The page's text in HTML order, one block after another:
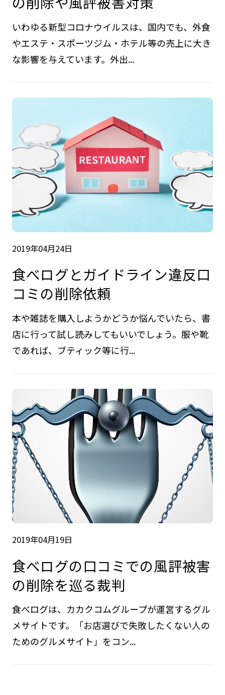
いわゆる新型コロナウイルスは、国内でも、外食
やエステ・スポーツジム・ホテル等の売上に大き
な影響を与えています。外出...
2019年04月24日
食べログとガイドライン違反口
コミの削除依頼
本や雑誌を購入しようかどうか悩んでいたら、書
店に行って試し読みしてもいいでしょう。服や靴
であれば、ブティック等に行...
2019年04月19日
食べログの口コミでの風評被害
の削除を巡る裁判
食べログは、カカクコムグループが運営するグル
メサイトです。「お店選びで失敗したくない人の
ためのグルメサイト」をコン...